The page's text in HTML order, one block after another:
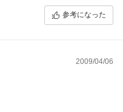
参考になった
2009/04/06